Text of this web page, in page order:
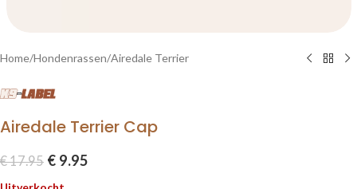
Home/Hondenrassen/Airedale Terrier
Airedale Terrier Cap
€17.95 € 9.95